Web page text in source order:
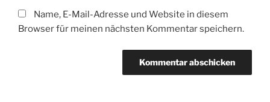
Name, E-Mail-Adresse und Website in diesem
Browser für meinen nächsten Kommentar speichern.